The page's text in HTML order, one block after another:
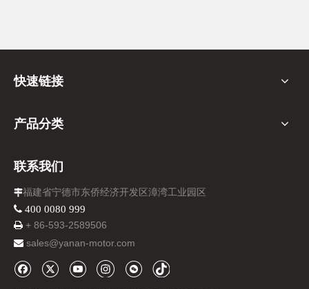
快速链接
产品分类
联系我们
福建省宁德市东侨经济开发区漳湾工业园区
 400 0080 999
 + 86-593-2589506
 sales@yanan-motor.com